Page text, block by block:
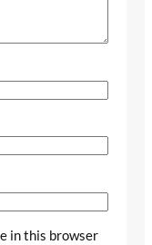
in this browser